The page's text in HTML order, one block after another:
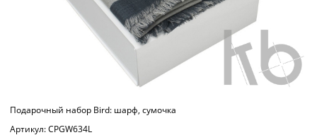
Подарочный набор Bird: шарф, сумочка
Артикул: CPGW634L